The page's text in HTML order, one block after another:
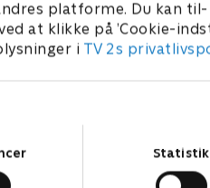
platforme. Du kan
at klikke på ’Cookie-
i TV 2s
Statistik